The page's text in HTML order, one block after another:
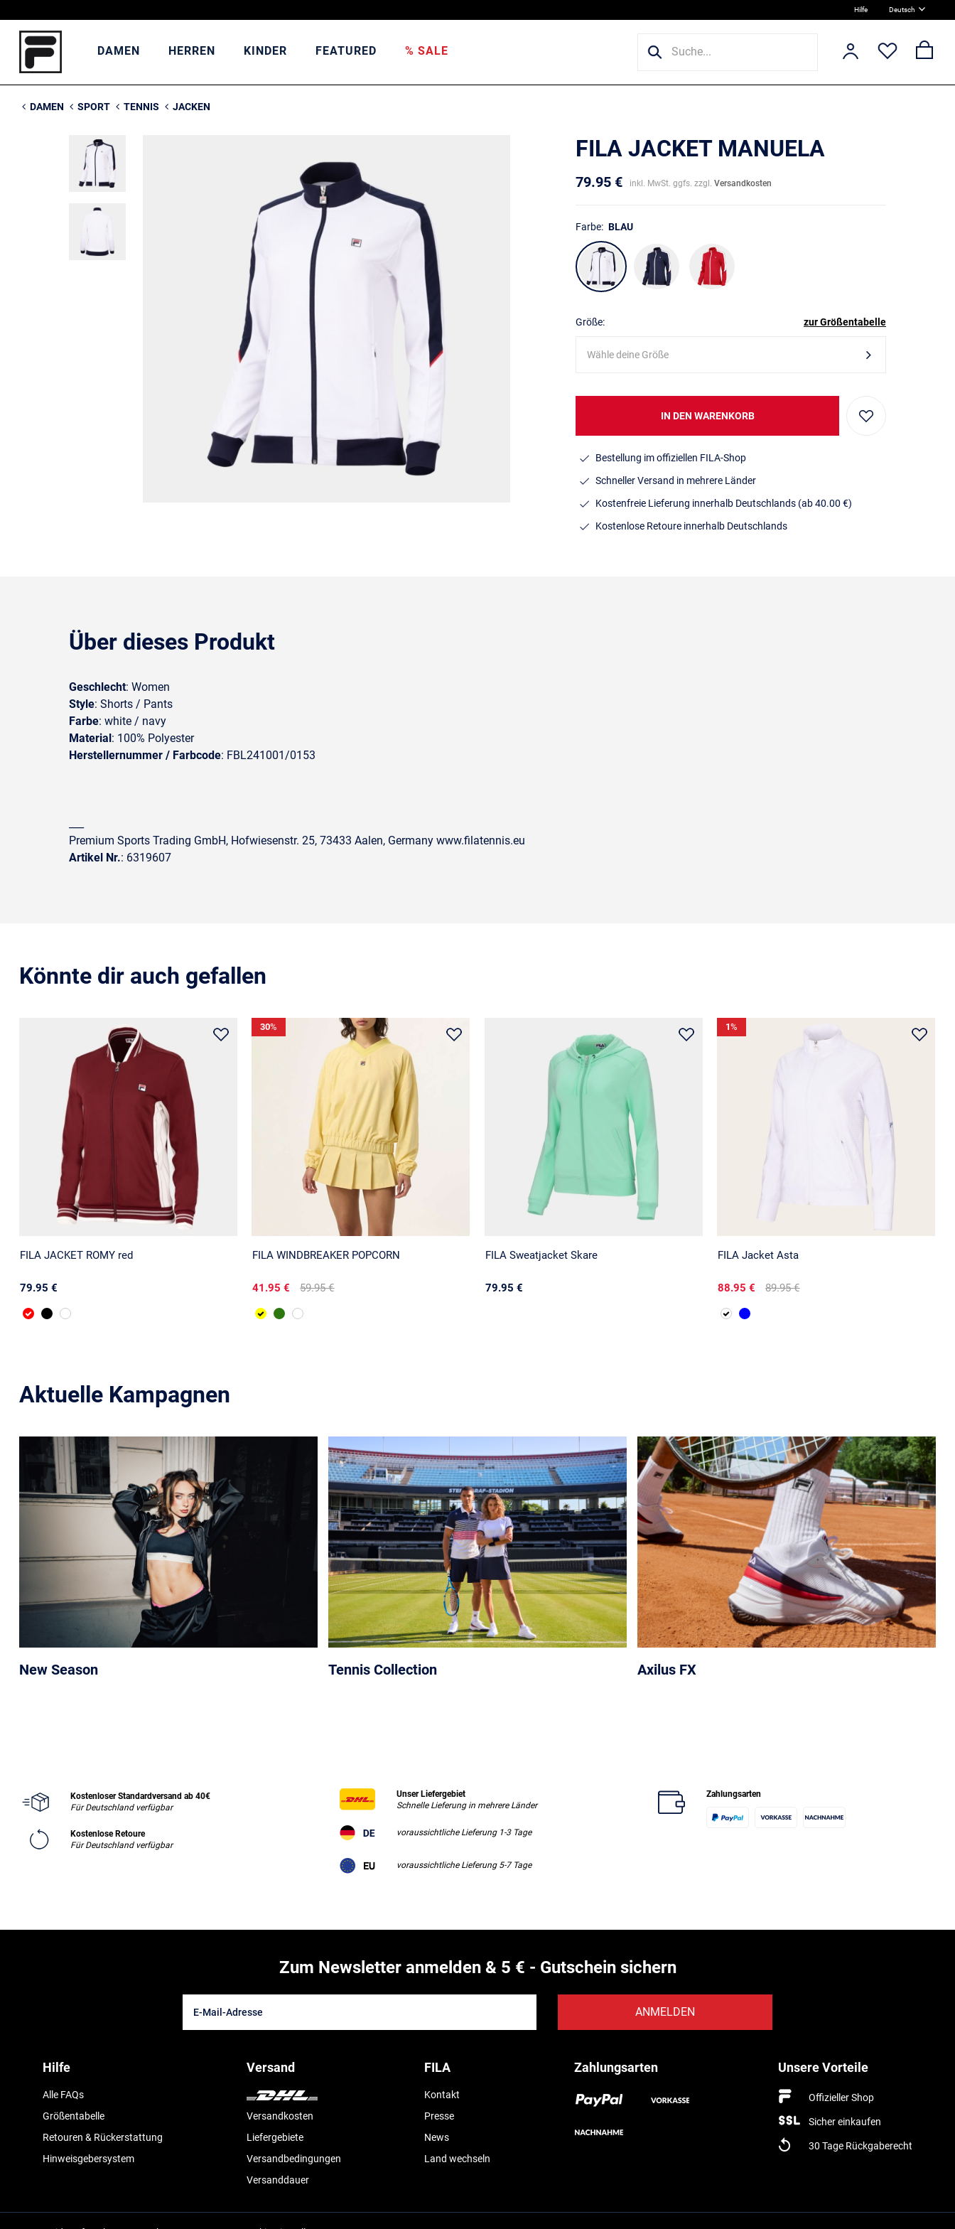
Hilfe Deutsch
DAMEN HERREN KINDER FEATURED % SALE
DAMEN SPORT TENNIS JACKEN
FILA JACKET MANUELA
79.95 € inkl. MwSt. ggfs. zzgl. Versandkosten
Farbe: BLAU
Größe: zur Größentabelle
Wähle deine Größe
IN DEN WARENKORB
Bestellung im offiziellen FILA-Shop
Schneller Versand in mehrere Länder
Kostenfreie Lieferung innerhalb Deutschlands (ab 40.00 €)
Kostenlose Retoure innerhalb Deutschlands
Über dieses Produkt
Geschlecht: Women
Style: Shorts / Pants
Farbe: white / navy
Material: 100% Polyester
Herstellernummer / Farbcode: FBL241001/0153
Premium Sports Trading GmbH, Hofwiesenstr. 25, 73433 Aalen, Germany www.filatennis.eu
Artikel Nr.: 6319607
Könnte dir auch gefallen
FILA JACKET ROMY red
79.95 €
FILA WINDBREAKER POPCORN
41.95 € 59.95 €
30%
FILA Sweatjacket Skare
79.95 €
FILA Jacket Asta
88.95 € 89.95 €
1%
Aktuelle Kampagnen
New Season Tennis Collection Axilus FX
Kostenloser Standardversand ab 40€
Für Deutschland verfügbar
Kostenlose Retoure
Für Deutschland verfügbar
Unser Liefergebiet
Schnelle Lieferung in mehrere Länder
voraussichtliche Lieferung 1-3 Tage
voraussichtliche Lieferung 5-7 Tage
Zahlungsarten
Zum Newsletter anmelden & 5 € - Gutschein sichern
ANMELDEN
Hilfe
Alle FAQs
Größentabelle
Retouren & Rückerstattung
Hinweisgebersystem
Versand
Versandkosten
Liefergebiete
Versandbedingungen
Versanddauer
FILA
Kontakt
Presse
News
Land wechseln
Zahlungsarten Unsere Vorteile
Offizieller Shop
Sicher einkaufen
30 Tage Rückgaberecht